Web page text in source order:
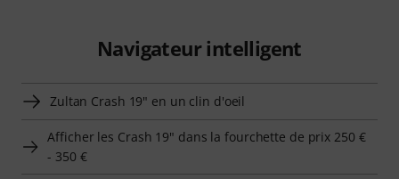
Navigateur intelligent
Zultan Crash 19" en un clin d'oeil
Afficher les Crash 19" dans la fourchette de prix 250 €
- 350 €